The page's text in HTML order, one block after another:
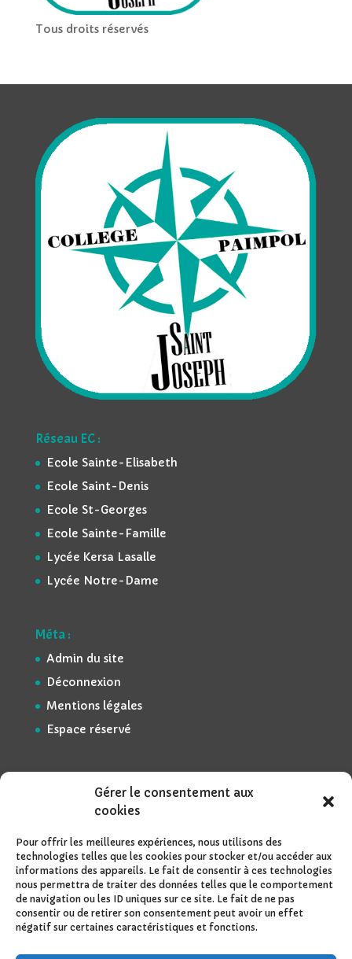
Gérer le consentement aux
cookies
Pour offrir les meilleures expériences, nous utilisons des
technologies telles que les cookies pour stocker et/ou accéder aux
informations des appareils. Le fait de consentir à ces technologies
nous permettra de traiter des données telles que le comportement
de navigation ou les ID uniques sur ce site. Le fait de ne pas
consentir ou de retirer son consentement peut avoir un effet
négatif sur certaines caractéristiques et fonctions.
Tous droits réservés
Réseau EC :
Ecole Sainte-Elisabeth
Ecole Saint-Denis
Ecole St-Georges
Ecole Sainte-Famille
Lycée Kersa Lasalle
Lycée Notre-Dame
Méta :
Admin du site
Déconnexion
Mentions légales
Espace réservé